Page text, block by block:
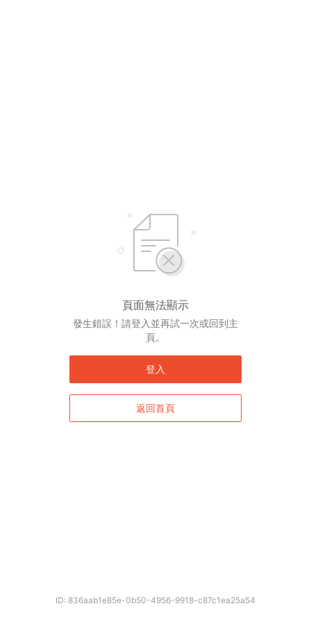
頁面無法顯示
發生錯誤！請登入並再試一次或回到主
頁。
登入
返回首頁
ID: 836aab1e85e-0b50-4956-9918-c87c1ea25a54